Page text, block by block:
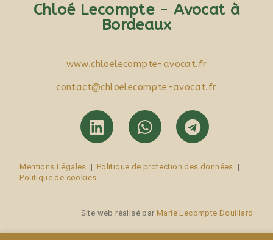
Chloé Lecompte - Avocat à
Bordeaux
www.chloelecompte-avocat.fr
contact@chloelecompte-avocat.fr
Mentions Légales | Politique de protection des données |
Politique de cookies
Site web réalisé par Marie Lecompte Douillard